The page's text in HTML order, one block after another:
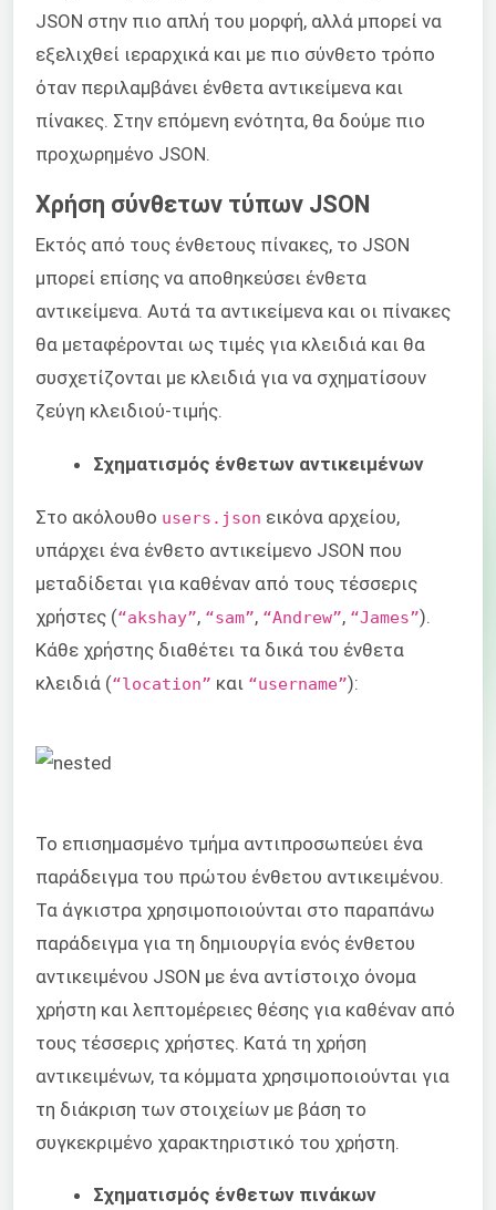
JSON στην πιο απλή του μορφή, αλλά μπορεί να
εξελιχθεί ιεραρχικά και με πιο σύνθετο τρόπο
όταν περιλαμβάνει ένθετα αντικείμενα και
πίνακες. Στην επόμενη ενότητα, θα δούμε πιο
προχωρημένο JSON.
Χρήση σύνθετων τύπων JSON
Εκτός από τους ένθετους πίνακες, το JSON
μπορεί επίσης να αποθηκεύσει ένθετα
αντικείμενα. Αυτά τα αντικείμενα και οι πίνακες
θα μεταφέρονται ως τιμές για κλειδιά και θα
συσχετίζονται με κλειδιά για να σχηματίσουν
ζεύγη κλειδιού-τιμής.
Σχηματισμός ένθετων αντικειμένων
Στο ακόλουθο users.json εικόνα αρχείου,
υπάρχει ένα ένθετο αντικείμενο JSON που
μεταδίδεται για καθέναν από τους τέσσερις
χρήστες (“akshay”, “sam”, “Andrew”, “James”).
Κάθε χρήστης διαθέτει τα δικά του ένθετα
κλειδιά (“location” και “username”):
Το επισημασμένο τμήμα αντιπροσωπεύει ένα
παράδειγμα του πρώτου ένθετου αντικειμένου.
Τα άγκιστρα χρησιμοποιούνται στο παραπάνω
παράδειγμα για τη δημιουργία ενός ένθετου
αντικειμένου JSON με ένα αντίστοιχο όνομα
χρήστη και λεπτομέρειες θέσης για καθέναν από
τους τέσσερις χρήστες. Κατά τη χρήση
αντικειμένων, τα κόμματα χρησιμοποιούνται για
τη διάκριση των στοιχείων με βάση το
συγκεκριμένο χαρακτηριστικό του χρήστη.
Σχηματισμός ένθετων πινάκων